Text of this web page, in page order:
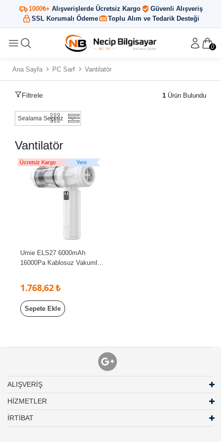
1000₺+ Alışverişlerde Ücretsiz Kargo
Güvenli Alışveriş
SSL Korumalı Ödeme
Toplu Alım ve Tedarik Desteği
0
Ana Sayfa PC Sarf Vantilatör
Filtrele 1 Ürün Bulundu
Vantilatör
Ücretsiz Kargo Yeni
Umie ELS27 6000mAh
16000Pa Kablosuz Vakumlu
1.768,62 ₺
Sepete Ekle
ALIŞVERİŞ
HİZMETLER
İRTİBAT